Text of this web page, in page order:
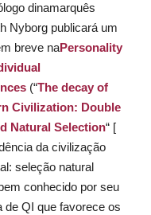
dinamarquês
Nyborg publicará um
breve naPersonality
(“The decay of
Civilization: Double
Natural Selection“ [
da civilização
seleção natural
conhecido por seu
de QI que favorece os